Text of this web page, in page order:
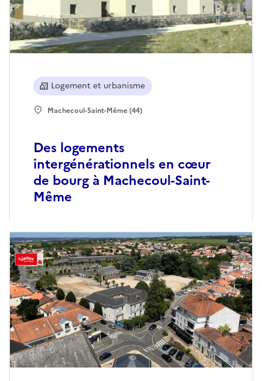
Des logements
intergénérationnels en cœur
de bourg à Machecoul-Saint-
Même
Logement et urbanisme
Machecoul-Saint-Même (44)